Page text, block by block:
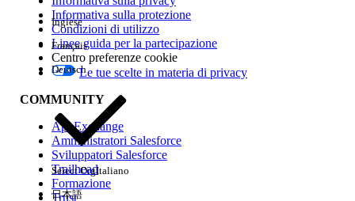
Edition
Esperienza
Informativa sulla protezione
Condizioni di utilizzo
Linee guida per la partecipazione
Centro preferenze cookie
Le tue scelte in materia di privacy
COMMUNITY
AppExchange
Amministratori Salesforce
Sviluppatori Salesforce
Trailhead
Formazione
Trust
Inglese
Français
Deutsch
Select OrgItaliano
日本語